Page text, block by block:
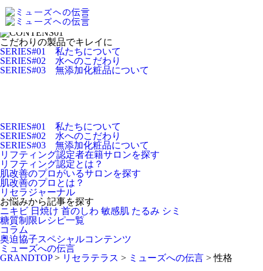
こだわりの製品で
キレイに
こだわりの製品でキレイに
SERIES#01 私たちについて
SERIES#02 水へのこだわり
SERIES#03 無添加化粧品について
SERIES#01 私たちについて
SERIES#02 水へのこだわり
SERIES#03 無添加化粧品について
リフティング認定者在籍サロンを探す
リフティング認定とは？
肌改善のプロがいるサロンを探す
肌改善のプロとは？
リセラジャーナル
お悩みから記事を探す
ニキビ 日焼け 首のしわ 敏感肌 たるみ シミ
糖質制限レシピ一覧
コラム
奥迫協子スペシャルコンテンツ
ミューズへの伝言
GRANDTOP> リセラテラス > ミューズへの伝言 >性格